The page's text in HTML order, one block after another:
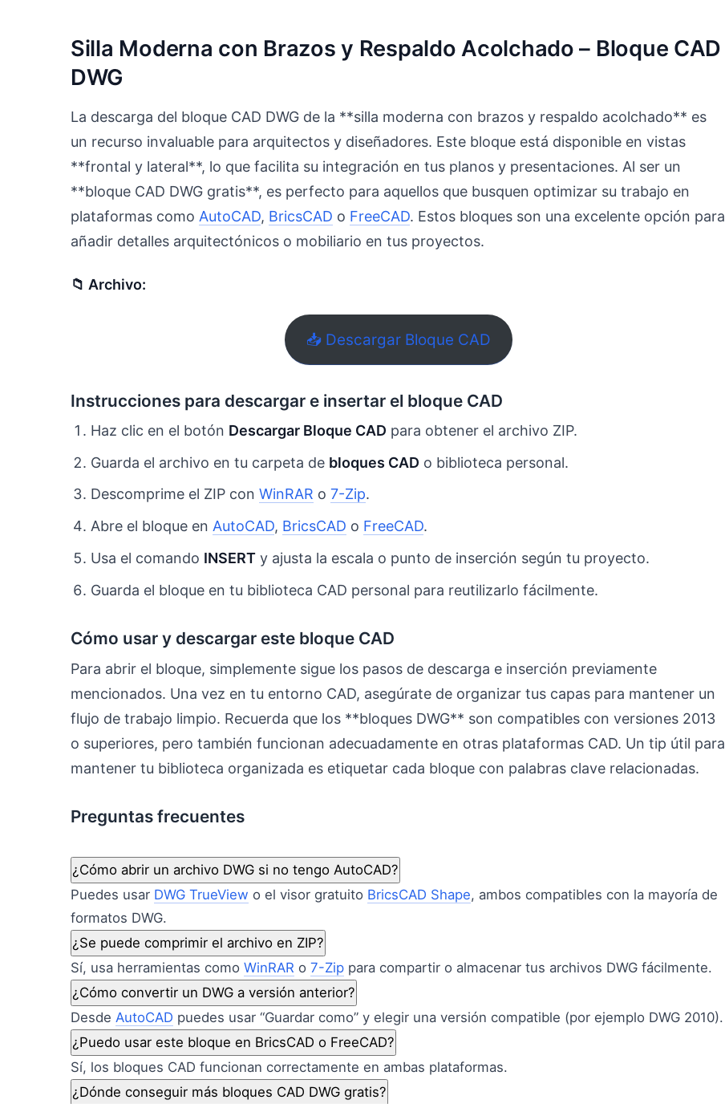
Silla Moderna con Brazos y Respaldo Acolchado – Bloque CAD
DWG
La descarga del bloque CAD DWG de la **silla moderna con brazos y respaldo acolchado** es
un recurso invaluable para arquitectos y diseñadores. Este bloque está disponible en vistas
**frontal y lateral**, lo que facilita su integración en tus planos y presentaciones. Al ser un
**bloque CAD DWG gratis**, es perfecto para aquellos que busquen optimizar su trabajo en
plataformas como AutoCAD, BricsCAD o FreeCAD. Estos bloques son una excelente opción para
añadir detalles arquitectónicos o mobiliario en tus proyectos.
📁 Archivo:
📥 Descargar Bloque CAD
Instrucciones para descargar e insertar el bloque CAD
Haz clic en el botón Descargar Bloque CAD para obtener el archivo ZIP.
Guarda el archivo en tu carpeta de bloques CAD o biblioteca personal.
Descomprime el ZIP conWinRAR o7-Zip.
Abre el bloque enAutoCAD, BricsCAD o FreeCAD.
Usa el comando INSERT y ajusta la escala o punto de inserción según tu proyecto.
Guarda el bloque en tu biblioteca CAD personal para reutilizarlo fácilmente.
Cómo usar y descargar este bloque CAD
Para abrir el bloque, simplemente sigue los pasos de descarga e inserción previamente
mencionados. Una vez en tu entorno CAD, asegúrate de organizar tus capas para mantener un
flujo de trabajo limpio. Recuerda que los **bloques DWG** son compatibles con versiones 2013
o superiores, pero también funcionan adecuadamente en otras plataformas CAD. Un tip útil para
mantener tu biblioteca organizada es etiquetar cada bloque con palabras clave relacionadas.
Preguntas frecuentes
¿Cómo abrir un archivo DWG si no tengo AutoCAD?
Puedes usar DWG TrueView o el visor gratuito BricsCAD Shape, ambos compatibles con la mayoría de
formatos DWG.
¿Se puede comprimir el archivo en ZIP?
Sí, usa herramientas como WinRAR o 7-Zip para compartir o almacenar tus archivos DWG fácilmente.
¿Cómo convertir un DWG a versión anterior?
Desde AutoCAD puedes usar “Guardar como” y elegir una versión compatible (por ejemplo DWG 2010).
¿Puedo usar este bloque en BricsCAD o FreeCAD?
Sí, los bloques CAD funcionan correctamente en ambas plataformas.
¿Dónde conseguir más bloques CAD DWG gratis?